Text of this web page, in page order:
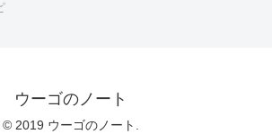
ウーゴのノート
© 2019 ウーゴのノート.